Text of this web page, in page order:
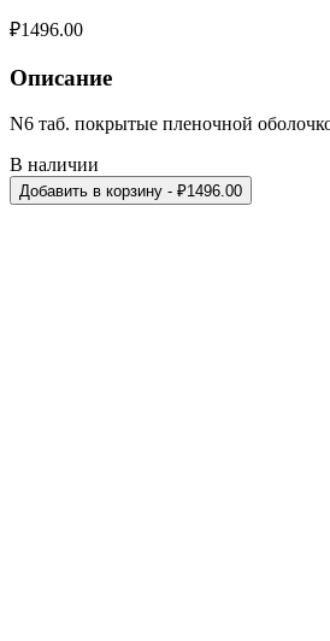
₽1496.00
Описание
N6 таб. покрытые пленочной
В наличии
Добавить в корзину - ₽1496.00